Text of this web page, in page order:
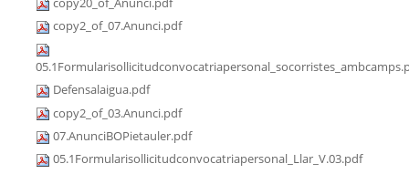
copy2_of_07.Anunci.pdf
Defensalaigua.pdf
copy2_of_03.Anunci.pdf
07.AnunciBOPietauler.pdf
05.1Formularisollicitudconvocatriapersonal_Llar_V.03.pdf